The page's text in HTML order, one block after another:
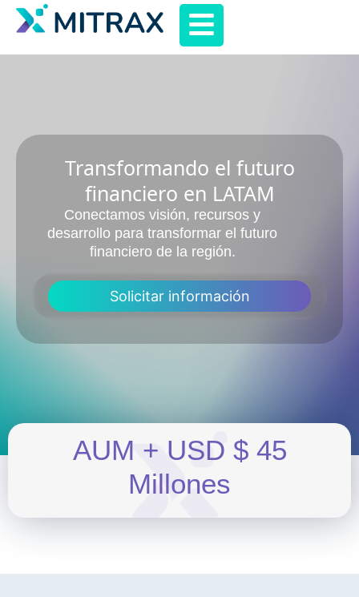
Transformando el futuro
financiero en LATAM
Conectamos visión, recursos y
desarrollo para transformar el futuro
financiero de la región.
Solicitar información
AUM + USD $ 45
Millones